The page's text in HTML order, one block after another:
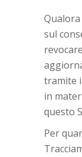
Qualora
sul
tramite
in
questo
Per